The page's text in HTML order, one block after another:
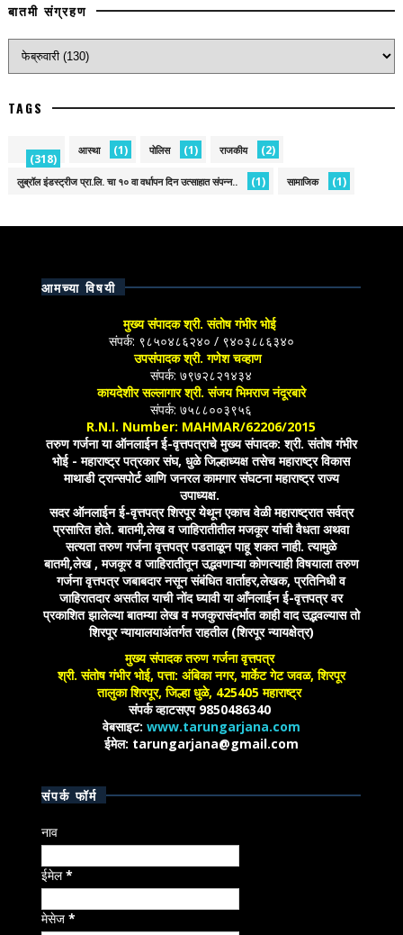
बातमी संग्रहण
TAGS
(318)
आस्था (1) पोलिस (1) राजकीय (2)
लुब्रॉल इंडस्ट्रीज प्रा.लि. चा १० वा वर्धापन दिन उत्साहात संपन्न.. (1) सामाजिक (1)
आमच्या विषयी
मुख्य संपादक श्री. संतोष गंभीर भोई
संपर्क: ९८५०४८६२४० / ९४०३८८६३४०
उपसंपादक श्री. गणेश चव्हाण
संपर्क: ७९७२८२१४३४
कायदेशीर सल्लागार श्री. संजय भिमराज नंदूरबारे
संपर्क: ७५८८००३९५६
R.N.I. Number: MAHMAR/62206/2015
तरुण गर्जना या ऑनलाईन ई-वृत्तपत्राचे मुख्य संपादक: श्री. संतोष गंभीर
भोई - महाराष्ट्र पत्रकार संघ, धुळे जिल्हाध्यक्ष तसेच महाराष्ट्र विकास
माथाडी ट्रान्सपोर्ट आणि जनरल कामगार संघटना महाराष्ट्र राज्य
उपाध्यक्ष.
सदर ऑनलाईन ई-वृत्तपत्र शिरपूर येथून एकाच वेळी महाराष्ट्रात सर्वत्र
प्रसारित होते. बातमी,लेख व जाहिरातीतील मजकूर यांची वैधता अथवा
सत्यता तरुण गर्जना वृत्तपत्र पडताळून पाहू शकत नाही. त्यामुळे
बातमी,लेख , मजकूर व जाहिरातीतून उद्भवणाऱ्या कोणत्याही विषयाला तरुण
गर्जना वृत्तपत्र जबाबदार नसून संबंधित वार्ताहर,लेखक, प्रतिनिधी व
जाहिरातदार असतील याची नोंद घ्यावी या आँनलाईन ई-वृत्तपत्र वर
प्रकाशित झालेल्या बातम्या लेख व मजकुरासंदर्भात काही वाद उद्भवल्यास तो
शिरपूर न्यायालयाअंतर्गत राहतील (शिरपूर न्यायक्षेत्र)
मुख्य संपादक तरुण गर्जना वृत्तपत्र
श्री. संतोष गंभीर भोई, पत्ता: अंबिका नगर, मार्केट गेट जवळ, शिरपूर
तालुका शिरपूर, जिल्हा धुळे, 425405 महाराष्ट्र
संपर्क व्हाटसएप 9850486340
वेबसाइट: www.tarungarjana.com
ईमेल: tarungarjana@gmail.com
संपर्क फॉर्म
नाव
ईमेल*
मेसेज*